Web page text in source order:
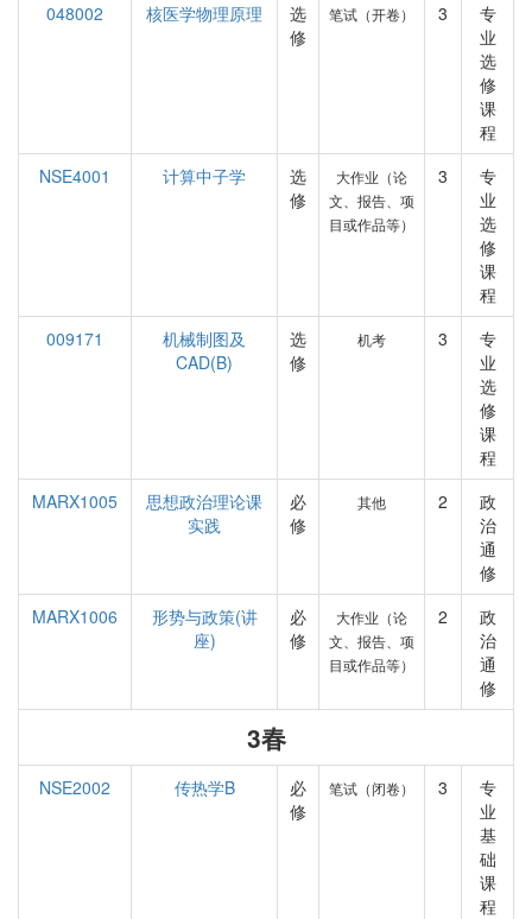
048002
核医学物理原理
选
修
笔试（开卷） 3
专
业
选
修
课
程
NSE4001
计算中子学
选
修
大作业（论
文、报告、项
目或作品等）
3
专
业
选
修
课
程
009171
机械制图及
CAD(B)
选
修
机考 3
专
业
选
修
课
程
MARX1005
思想政治理论课
实践
必
修
其他 2
政
治
通
修
MARX1006
形势与政策(讲
座)
必
修
大作业（论
文、报告、项
目或作品等）
2
政
治
通
修
3春
NSE2002 传热学B
必
修
笔试（闭卷） 3
专
业
基
础
课
程